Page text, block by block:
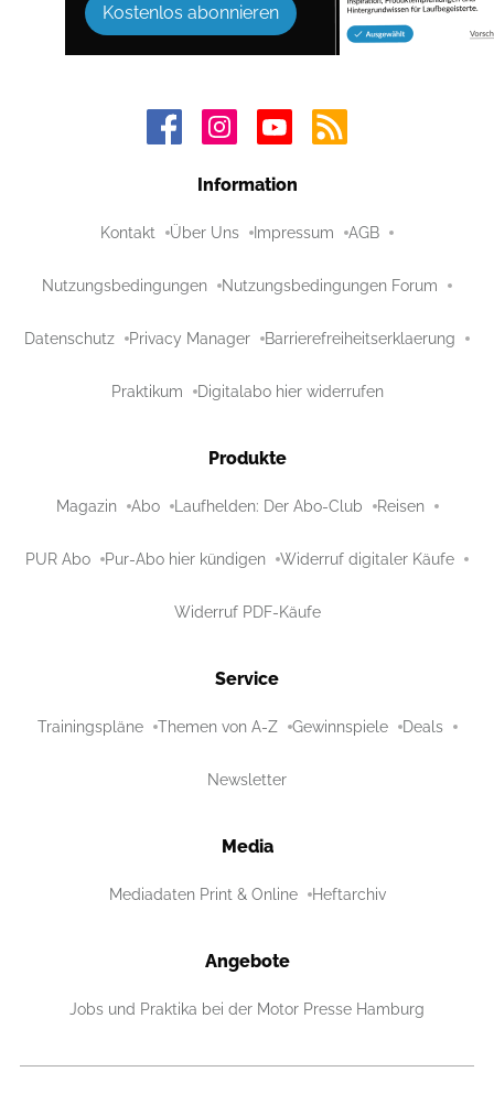
Kostenlos abonnieren
Information
Kontakt Über Uns Impressum AGB
Nutzungsbedingungen Nutzungsbedingungen Forum
Datenschutz Privacy Manager Barrierefreiheitserklaerung
Praktikum Digitalabo hier widerrufen
Produkte
Magazin Abo Laufhelden: Der Abo-Club Reisen
PUR Abo Pur-Abo hier kündigen Widerruf digitaler Käufe
Widerruf PDF-Käufe
Service
Trainingspläne Themen von A-Z Gewinnspiele Deals
Newsletter
Media
Mediadaten Print & Online Heftarchiv
Angebote
Jobs und Praktika bei der Motor Presse Hamburg